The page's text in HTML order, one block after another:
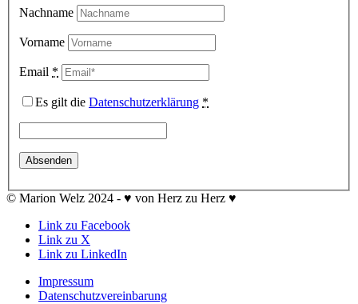
Nachname
Vorname
Email *
Es gilt die Datenschutzerklärung *
© Marion Welz 2024 - ♥ von Herz zu Herz ♥
Link zu Facebook
Link zu X
Link zu LinkedIn
Impressum
Datenschutzvereinbarung